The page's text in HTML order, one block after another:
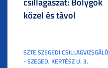
közel és távol
SZTE SZEGEDI CSILLAGVIZSGÁLÓ
- SZEGED, KERTÉSZ U. 3.